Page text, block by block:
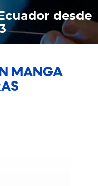
desde
MANGA